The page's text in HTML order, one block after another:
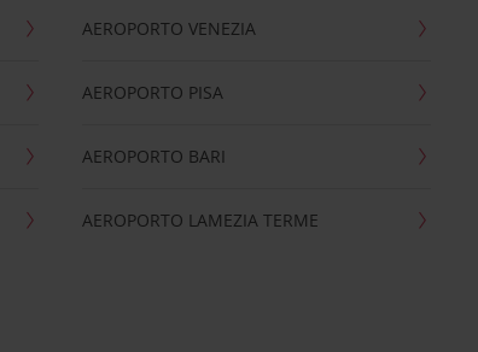
AEROPORTO VENEZIA
AEROPORTO PISA
AEROPORTO BARI
AEROPORTO LAMEZIA TERME